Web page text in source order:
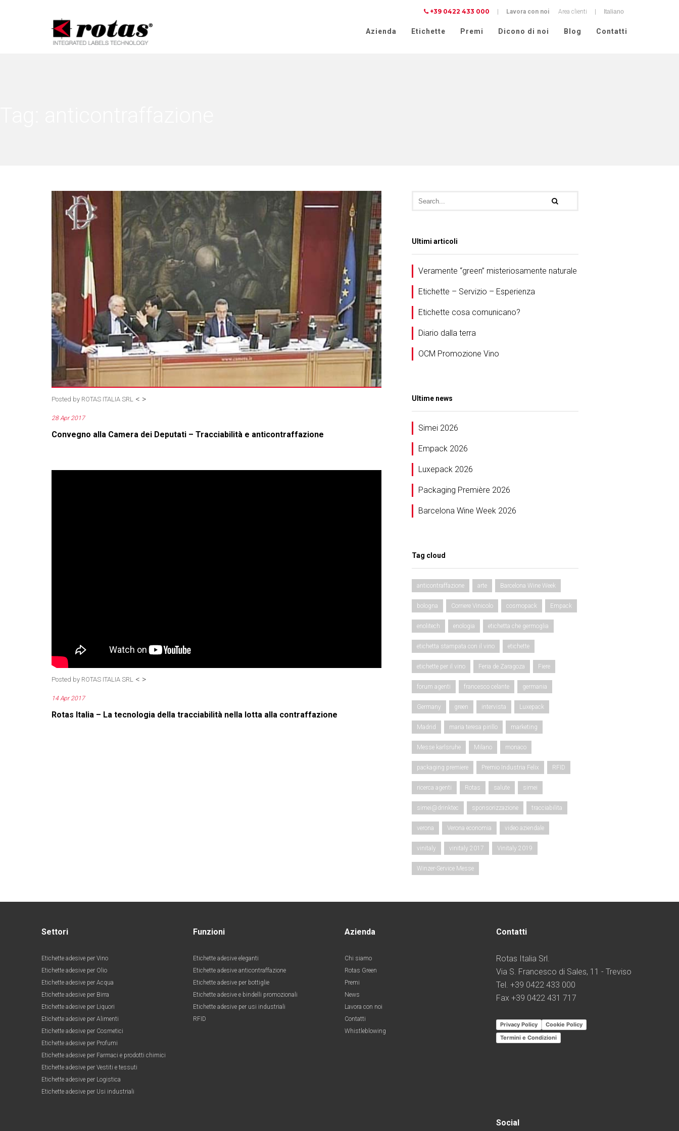
+39 0422 433 000 Lavora con noi Area clienti
Azienda Etichette Premi Dicono di noi Blog Contatti
<
Posted by ROTAS ITALIA SRL >
28 Apr 2017
Convegno alla Camera dei Deputati – Tracciabilità e anticontraffazione
<
Posted by ROTAS ITALIA SRL >
14 Apr 2017
Rotas Italia – La tecnologia della tracciabilità nella lotta alla contraffazione
Ultimi articoli
Veramente “green” misteriosamente naturale
Etichette – Servizio – Esperienza
Etichette cosa comunicano?
Diario dalla terra
OCM Promozione Vino
Ultime news
Simei 2026
Empack 2026
Luxepack 2026
Packaging Première 2026
Barcelona Wine Week 2026
Tag cloud
anticontraffazione arte Barcelona Wine Week
bologna Corriere Vinicolo cosmopack Empack
enolitech enologia etichetta che germoglia
etichetta stampata con il vino etichette
etichette per il vino Feria de Zaragoza Fiere
forum agenti francesco celante germania
Germany green intervista Luxepack
Madrid maria teresa pirillo marketing
Messe karlsruhe Milano monaco
packaging premiere Premio Industria Felix RFID
ricerca agenti Rotas salute simei
simei@drinktec sponsorizzazione tracciabilita
verona Verona economia video aziendale
vinitaly vinitaly 2017 Vinitaly 2019
Winzer-Service Messe
Settori
Etichette adesive per Vino
Etichette adesive per Olio
Etichette adesive per Acqua
Etichette adesive per Birra
Etichette adesive per Liquori
Etichette adesive per Alimenti
Etichette adesive per Cosmetici
Etichette adesive per Profumi
Etichette adesive per Farmaci e prodotti chimici
Etichette adesive per Vestiti e tessuti
Etichette adesive per Logistica
Etichette adesive per Usi industriali
Funzioni
Etichette adesive eleganti
Etichette adesive anticontraffazione
Etichette adesive per bottiglie
Etichette adesive e bindelli promozionali
Etichette adesive per usi industriali
RFID
Azienda
Chi siamo
Rotas Green
Premi
News
Lavora con noi
Contatti
Whistleblowing
Contatti
Rotas Italia Srl.
Via S. Francesco di Sales, 11 - Treviso
Tel. +39 0422 433 000
Fax +39 0422 431 717
Privacy Policy
Cookie Policy
Termini e Condizioni
Social
Le tue preferenze relative alla privacy